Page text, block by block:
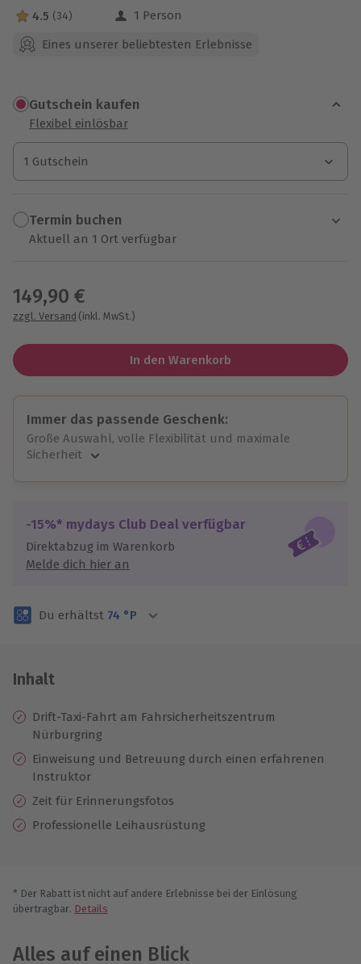
4.5 Sterne von 5 aus 34 Bewertungen
4.5 (34)
1 Person
Eines unserer beliebtesten Erlebnisse
Gutschein kaufen
Flexibel einlösbar
1 Gutschein
1 Gutschein
1 Gutschein
Termin buchen
Aktuell an 1 Ort verfügbar
149,90 €
zzgl. Versand (inkl. MwSt.)
In den Warenkorb
Immer das passende Geschenk:
Große Auswahl, volle Flexibilität und maximale
Sicherheit
Jeder Gutschein für alle Erlebnisse einlösbar.
Maximale Sicherheit
3 Jahre gültig & verlängerbar.
-15%* mydays Club Deal verfügbar
Direktabzug im Warenkorb
Melde dich hier an
Du erhältst 74 °P
Inhalt
Drift-Taxi-Fahrt am Fahrsicherheitszentrum
Nürburgring
Einweisung und Betreuung durch einen erfahrenen
Instruktor
Zeit für Erinnerungsfotos
Professionelle Leihausrüstung
* Der Rabatt ist nicht auf andere Erlebnisse bei der Einlösung
übertragbar. Details
Alles auf einen Blick